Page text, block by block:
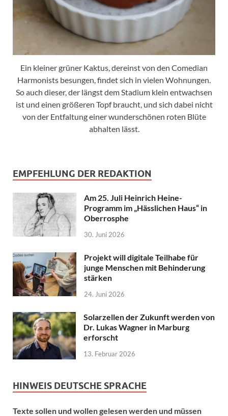
Ein kleiner grüner Kaktus, dereinst von den Comedian
Harmonists besungen, findet sich in vielen Wohnungen.
So auch dieser, der längst dem Stadium klein entwachsen
ist und einen größeren Topf braucht, und sich dabei nicht
von der Entfaltung einer wunderschönen roten Blüte
abhalten lässt.
EMPFEHLUNG DER REDAKTION
Am 25. Juli Heinrich Heine-
Programm im „Hässlichen Haus“ in
Oberrosphe
30. Juni 2026
Projekt will digitale Teilhabe für
junge Menschen mit Behinderung
stärken
24. Juni 2026
Solarzellen der Zukunft werden von
Dr. Lukas Wagner in Marburg
erforscht
13. Februar 2026
HINWEIS DEUTSCHE SPRACHE
Texte sollen und wollen gelesen werden und müssen